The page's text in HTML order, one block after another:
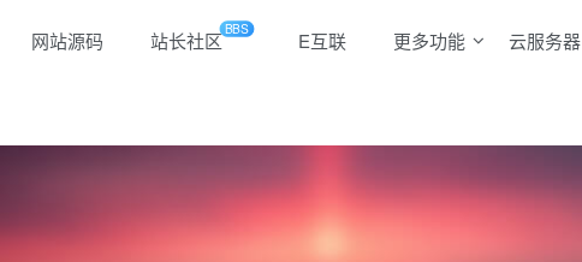
网站源码 站长社区BBS E互联 更多功能 云服务器